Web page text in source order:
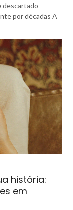
descartado
por décadas A
história:
em